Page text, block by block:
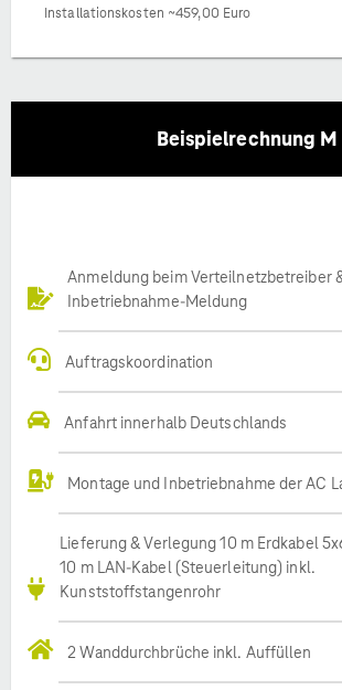
Installationskosten ~459,00 Euro
Beispielrechnung M
Anmeldung beim Verteilnetzbetreiber
Inbetriebnahme-Meldung
Auftragskoordination
Anfahrt innerhalb Deutschlands
Montage und Inbetriebnahme der AC
Lieferung & Verlegung 10 m Erdkabel
10 m LAN-Kabel (Steuerleitung) inkl.
Kunststoffstangenrohr
2 Wanddurchbrüche inkl. Auffüllen